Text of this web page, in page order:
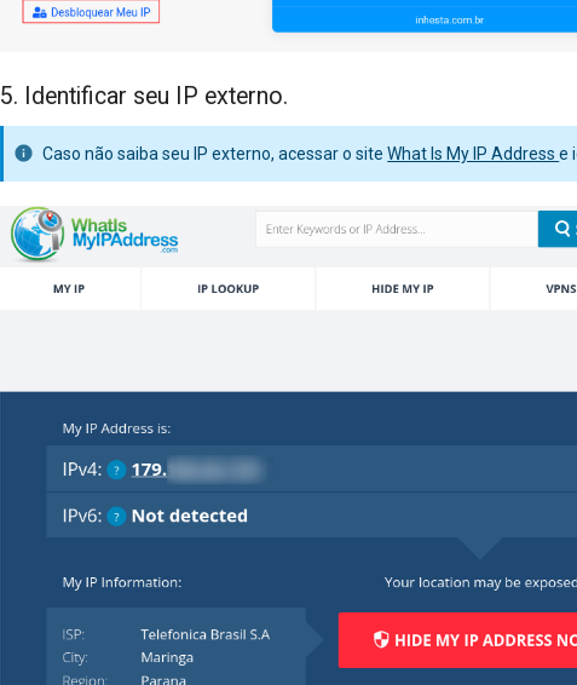
5. Identificar seu IP externo.
Caso não saiba seu IP externo, acessar o siteWhat Is My IP Addresse